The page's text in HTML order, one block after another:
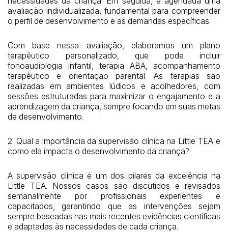
avaliação individualizada, fundamental para compreender
o perfil de desenvolvimento e as demandas específicas.
Com base nessa avaliação, elaboramos um plano
terapêutico personalizado, que pode incluir
fonoaudiologia infantil, terapia ABA, acompanhamento
terapêutico e orientação parental. As terapias são
realizadas em ambientes lúdicos e acolhedores, com
sessões estruturadas para maximizar o engajamento e a
aprendizagem da criança, sempre focando em suas metas
de desenvolvimento.
2. Qual a importância da supervisão clínica na Little TEA e
como ela impacta o desenvolvimento da criança?
A supervisão clínica é um dos pilares da excelência na
Little TEA. Nossos casos são discutidos e revisados
semanalmente por profissionais experientes e
capacitados, garantindo que as intervenções sejam
sempre baseadas nas mais recentes evidências científicas
e adaptadas às necessidades de cada criança.